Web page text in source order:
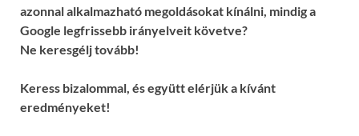
azonnal alkalmazható megoldásokat kínálni, mindig a
Google legfrissebb irányelveit követve?
Ne keresgélj tovább!
Keress bizalommal, és együtt elérjük a kívánt
eredményeket!